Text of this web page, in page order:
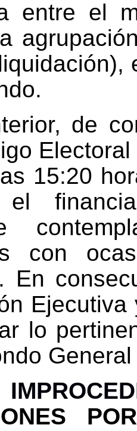
entre el
de
15:20
con
En
lo